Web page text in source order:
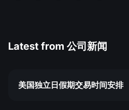
Latest from 公司新闻
美国独立日假期交易时间安排